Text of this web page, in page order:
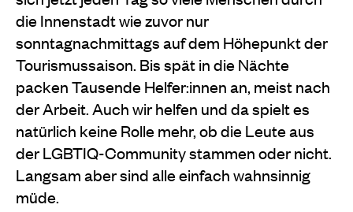
die Innenstadt wie zuvor nur
sonntagnachmittags auf dem Höhepunkt der
Tourismussaison. Bis spät in die Nächte
packen Tausende Helfer:innen an, meist nach
der Arbeit. Auch wir helfen und da spielt es
natürlich keine Rolle mehr, ob die Leute aus
der LGBTIQ-Community stammen oder nicht.
Langsam aber sind alle einfach wahnsinnig
müde.